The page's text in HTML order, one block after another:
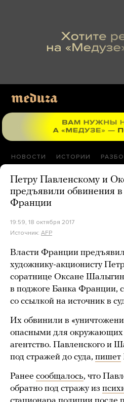
НОВОСТИ ИСТОРИИ
Петру Павленскому и
предъявили обвинения
Франции
19:59, 18 октября 2017
Источник: AFP
Власти Франции
художнику-акционисту
соратнице Оксане
в поджоге Банка Франции,
со ссылкой на источник в
Их обвинили в
опасными для окружающих
агентство. Павленского и
под стражей до суда, пишет
Ранее сообщалось, что
обратно под стражу из